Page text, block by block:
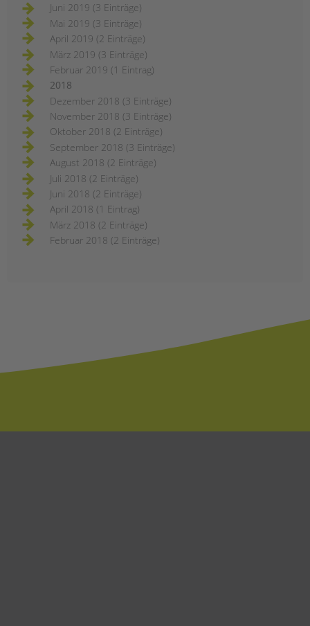
Juni 2019 (3 Einträge)
Mai 2019 (3 Einträge)
April 2019 (2 Einträge)
März 2019 (3 Einträge)
Februar 2019 (1 Eintrag)
2018
Dezember 2018 (3 Einträge)
November 2018 (3 Einträge)
Oktober 2018 (2 Einträge)
September 2018 (3 Einträge)
August 2018 (2 Einträge)
Juli 2018 (2 Einträge)
Juni 2018 (2 Einträge)
April 2018 (1 Eintrag)
März 2018 (2 Einträge)
Februar 2018 (2 Einträge)